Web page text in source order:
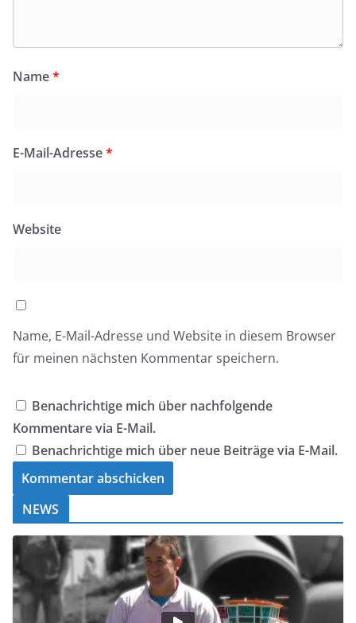
Name*
E-Mail-Adresse*
Website
Name, E-Mail-Adresse und Website in diesem Browser
für meinen nächsten Kommentar speichern.
Benachrichtige mich über nachfolgende
Kommentare via E-Mail.
Benachrichtige mich über neue Beiträge via E-Mail.
NEWS